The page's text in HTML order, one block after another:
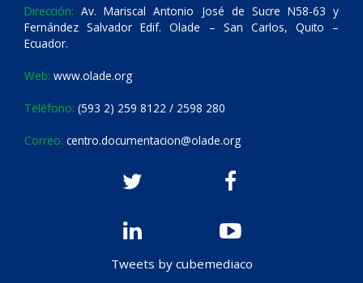
Dirección: Av. Mariscal Antonio José de Sucre N58-63 y
Fernández Salvador Edif. Olade – San Carlos, Quito –
Ecuador.
Web: www.olade.org
Teléfono: (593 2) 259 8122 / 2598 280
Correo: centro.documentacion@olade.org
Tweets by cubemediaco